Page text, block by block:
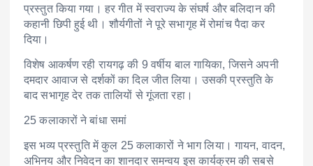
प्रस्तुत किया गया। हर गीत में स्वराज्य के संघर्ष और बलिदान की
कहानी छिपी हुई थी। शौर्यगीतों ने पूरे सभागृह में रोमांच पैदा कर
दिया।
विशेष आकर्षण रही रायगढ़ की 9 वर्षीय बाल गायिका, जिसने अपनी
दमदार आवाज से दर्शकों का दिल जीत लिया। उसकी प्रस्तुति के
बाद सभागृह देर तक तालियों से गूंजता रहा।
25 कलाकारों ने बांधा समां
इस भव्य प्रस्तुति में कुल 25 कलाकारों ने भाग लिया। गायन, वादन,
अभिनय और निवेदन का शानदार समन्वय इस कार्यक्रम की सबसे